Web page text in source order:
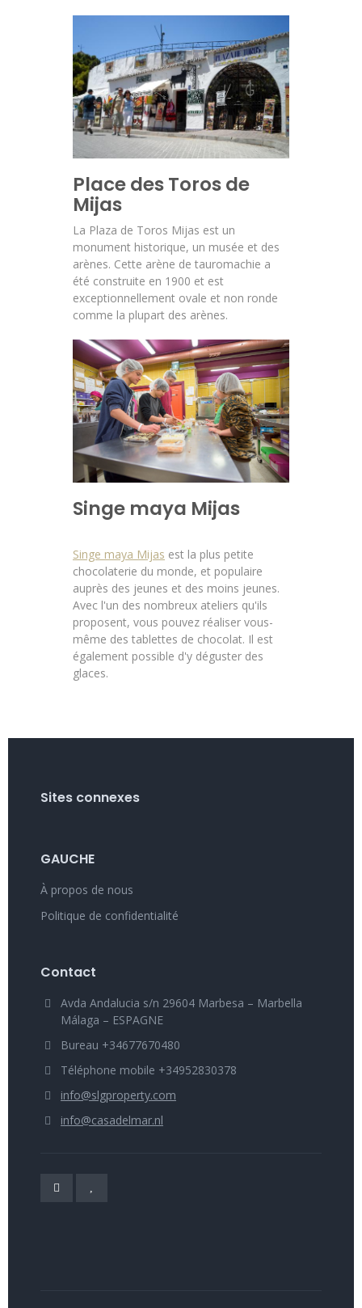
Place des Toros de
Mijas
La Plaza de Toros Mijas est un
monument historique, un musée et des
arènes. Cette arène de tauromachie a
été construite en 1900 et est
exceptionnellement ovale et non ronde
comme la plupart des arènes.
Singe maya Mijas
Singe maya Mijas est la plus petite
chocolaterie du monde, et populaire
auprès des jeunes et des moins jeunes.
Avec l'un des nombreux ateliers qu'ils
proposent, vous pouvez réaliser vous-
même des tablettes de chocolat. Il est
également possible d'y déguster des
glaces.
Sites connexes
GAUCHE
À propos de nous
Politique de confidentialité
Contact
Avda Andalucia s/n 29604 Marbesa – Marbella
Málaga – ESPAGNE
Bureau +34677670480
Téléphone mobile +34952830378
info@slgproperty.com
info@casadelmar.nl